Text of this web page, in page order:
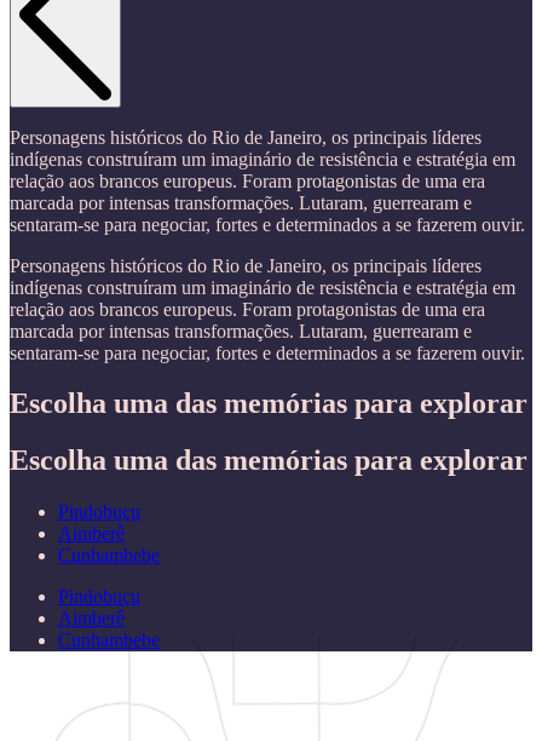
Personagens históricos do Rio de Janeiro, os principais líderes
indígenas construíram um imaginário de resistência e estratégia em
relação aos brancos europeus. Foram protagonistas de uma era
marcada por intensas transformações. Lutaram, guerrearam e
sentaram-se para negociar, fortes e determinados a se fazerem ouvir.
Personagens históricos do Rio de Janeiro, os principais líderes
indígenas construíram um imaginário de resistência e estratégia em
relação aos brancos europeus. Foram protagonistas de uma era
marcada por intensas transformações. Lutaram, guerrearam e
sentaram-se para negociar, fortes e determinados a se fazerem ouvir.
Escolha uma das memórias para explorar
Escolha uma das memórias para explorar
Pindobuçu
Aimberê
Cunhambebe
Pindobuçu
Aimberê
Cunhambebe